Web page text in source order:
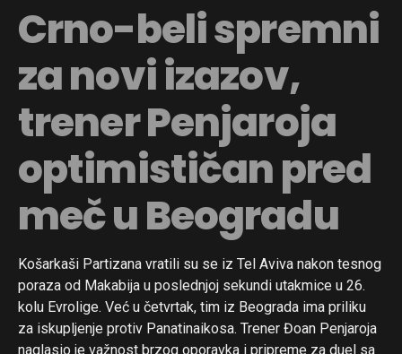
Crno-beli spremni
za novi izazov,
trener Penjaroja
optimističan pred
meč u Beogradu
Košarkaši Partizana vratili su se iz Tel Aviva nakon tesnog
poraza od Makabija u poslednjoj sekundi utakmice u 26.
kolu Evrolige. Već u četvrtak, tim iz Beograda ima priliku
za iskupljenje protiv Panatinaikosa. Trener Đoan Penjaroja
naglasio je važnost brzog oporavka i pripreme za duel sa